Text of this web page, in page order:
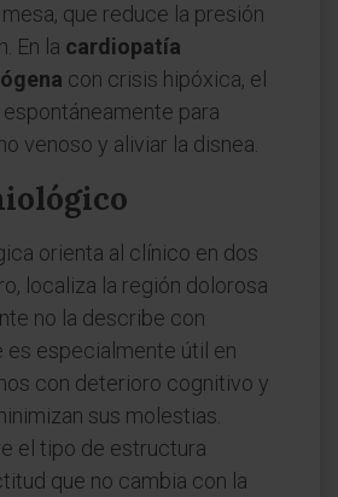
que reduce la presión
En la cardiopatía
con crisis hipóxica, el
para
venoso y aliviar la disnea.
orienta al clínico en dos
localiza la región dolorosa
no la describe con
es especialmente útil en
con deterioro cognitivo y
sus molestias.
el tipo de estructura
que no cambia con la